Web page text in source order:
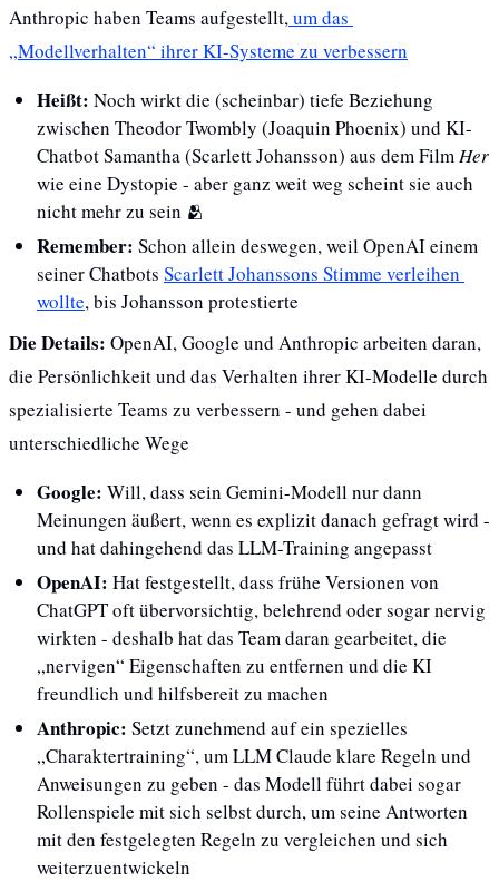
Anthropic haben Teams aufgestellt, um das
„Modellverhalten“ ihrer KI-Systeme zu verbessern
Heißt: Noch wirkt die (scheinbar) tiefe Beziehung
zwischen Theodor Twombly (Joaquin Phoenix) und KI-
Chatbot Samantha (Scarlett Johansson) aus dem Film
wie eine Dystopie - aber ganz weit weg scheint sie auch
nicht mehr zu sein 🫂
Remember: Schon allein deswegen, weil OpenAI einem
seiner Chatbots Scarlett Johanssons Stimme verleihen
wollte, bis Johansson protestierte
Die Details: OpenAI, Google und Anthropic arbeiten daran,
die Persönlichkeit und das Verhalten ihrer KI-Modelle durch
spezialisierte Teams zu verbessern - und gehen dabei
unterschiedliche Wege
Google: Will, dass sein Gemini-Modell nur dann
Meinungen äußert, wenn es explizit danach gefragt wird -
und hat dahingehend das LLM-Training angepasst
OpenAI: Hat festgestellt, dass frühe Versionen von
ChatGPT oft übervorsichtig, belehrend oder sogar nervig
wirkten - deshalb hat das Team daran gearbeitet, die
„nervigen“ Eigenschaften zu entfernen und die KI
freundlich und hilfsbereit zu machen
Anthropic: Setzt zunehmend auf ein spezielles
„Charaktertraining“, um LLM Claude klare Regeln und
Anweisungen zu geben - das Modell führt dabei sogar
Rollenspiele mit sich selbst durch, um seine Antworten
mit den festgelegten Regeln zu vergleichen und sich
weiterzuentwickeln